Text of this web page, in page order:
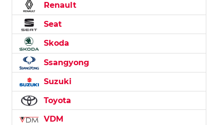
Renault
Seat
Skoda
Ssangyong
Suzuki
Toyota
VDM